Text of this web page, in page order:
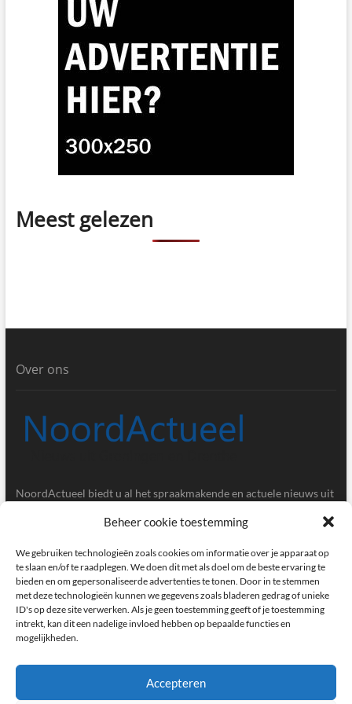
Beheer cookie toestemming
We gebruiken technologieën zoals cookies om informatie over je apparaat op
te slaan en/of te raadplegen. We doen dit met als doel om de beste ervaring te
bieden en om gepersonaliseerde advertenties te tonen. Door in te stemmen
met deze technologieën kunnen we gegevens zoals bladeren gedrag of unieke
ID's op deze site verwerken. Als je geen toestemming geeft of je toestemming
intrekt, kan dit een nadelige invloed hebben op bepaalde functies en
mogelijkheden.
Accepteren
Meest gelezen
Over ons
NoordActueel biedt u al het spraakmakende en actuele nieuws uit
Gegevens
Postbus 5020, 9700GA, Groningen
redactie@noordactueel.nl